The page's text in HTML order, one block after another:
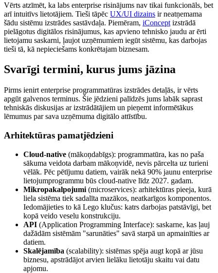
Vērts atzīmēt, ka labs enterprise risinājums nav tikai funkcionāls, bet
arī intuitīvs lietotājiem. Tieši tāpēc UX/UI dizains ir neatņemama
šādu sistēmu izstrādes sastāvdaļa. Piemēram, iConcept izstrādā
pielāgotus digitālos risinājumus, kas apvieno tehnisko jaudu ar ērti
lietojamu saskarni, ļaujot uzņēmumiem iegūt sistēmu, kas darbojas
tieši tā, kā nepieciešams konkrētajam biznesam.
Svarīgi termini, kurus jums jāzina
Pirms ienirt enterprise programmatūras izstrādes detaļās, ir vērts
apgūt galvenos terminus. Šie jēdzieni palīdzēs jums labāk saprast
tehniskās diskusijas ar izstrādātājiem un pieņemt informētākus
lēmumus par sava uzņēmuma digitālo attīstību.
Arhitektūras pamatjēdzieni
Cloud-native (mākoņdabīgs): programmatūra, kas no paša
sākuma veidota darbam mākoņvidē, nevis pārcelta uz turieni
vēlāk. Pēc pētījumu datiem, vairāk nekā 90% jaunu enterprise
lietojumprogrammu būs cloud-native līdz 2027. gadam.
Mikropakalpojumi (microservices): arhitektūras pieeja, kurā
liela sistēma tiek sadalīta mazākos, neatkarīgos komponentos.
Iedomājieties to kā Lego klučus: katrs darbojas patstāvīgi, bet
kopā veido veselu konstrukciju.
API (Application Programming Interface): saskarne, kas ļauj
dažādām sistēmām "sarunāties" savā starpā un apmainīties ar
datiem.
Skalējamība (scalability): sistēmas spēja augt kopā ar jūsu
biznesu, apstrādājot arvien lielāku lietotāju skaitu vai datu
apjomu.